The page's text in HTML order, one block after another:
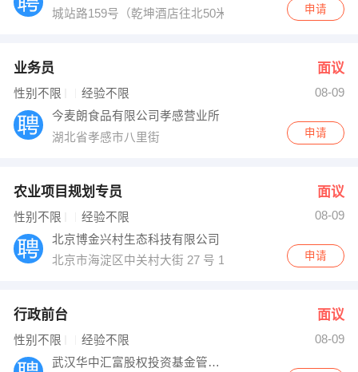
城站路159号（乾坤酒店往北50米）
申请
业务员 面议
性别不限 经验不限
08-09
今麦朗食品有限公司孝感营业所
湖北省孝感市八里街
申请
农业项目规划专员 面议
性别不限 经验不限
08-09
北京博金兴村生态科技有限公司
北京市海淀区中关村大街 27 号 19 层1901A
申请
行政前台 面议
性别不限 经验不限
08-09
武汉华中汇富股权投资基金管理有限公司